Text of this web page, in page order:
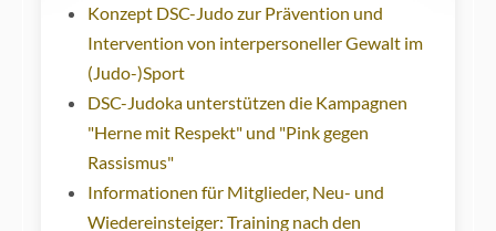
Konzept DSC-Judo zur Prävention und
Intervention von interpersoneller Gewalt im
(Judo-)Sport
DSC-Judoka unterstützen die Kampagnen
"Herne mit Respekt" und "Pink gegen
Rassismus"
Informationen für Mitglieder, Neu- und
Wiedereinsteiger: Training nach den